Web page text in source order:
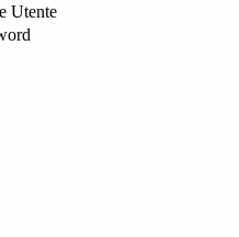
Utente